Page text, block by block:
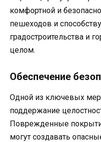
комфортной и
пешеходов и
градостроительства и
целом.
Обеспечение
Одной из ключевых мер
поддержание
Поврежденные
могут создавать